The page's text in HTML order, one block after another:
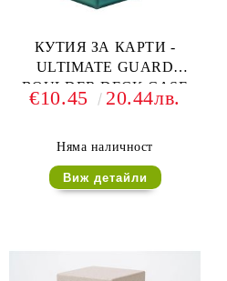
КУТИЯ ЗА КАРТИ -
ULTIMATE GUARD
BOULDER DECK CASE
(за LCG, TCG и др) 80+ -
€10.45 20.44лв.
Няма наличност
Виж детайли